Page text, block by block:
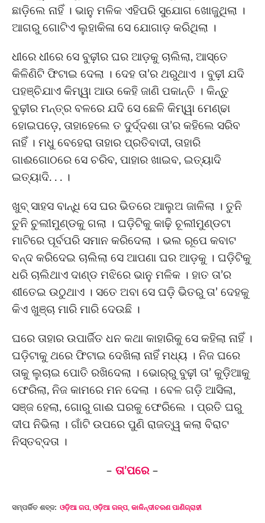
ଛାଡ଼ିଲେ ନାହିଁ । ଭାନୁ ମଳିକ ଏହିପରି ସୁଯୋଗ ଖୋଜୁଥିଲା ।
ଆଗରୁ ଗୋଟିଏ ଲୁହାକିଳା ସେ ଯୋଗାଡ଼ କରିଥିଲା ।
ଧୀରେ ଧୀରେ ସେ ବୁଢ଼ୀର ଘର ଆଡ଼କୁ ଚାଲିଲା, ଆସ୍ତେ
କିଳିଣିଟି ଫିଟାଇ ଦେଲା । ଦେହ ତା’ର ଥରୁଥାଏ । ବୁଢ଼ୀ ଯଦି
ପହଞ୍ଚିଯାଏ କିମ୍ୱା ଆଉ କେହି ଜାଣି ପକାନ୍ତି । କିନ୍ତୁ
ବୁଢ଼ୀର ମନ୍ତ୍ର ବଳରେ ଯଦି ସେ ଛେଳି କିମ୍ୱା ମେଣ୍ଢା
ହୋଇପଡ଼େ, ତାହାହେଲେ ତ ଦୁର୍ଦ୍ଦଶା ତା’ର କହିଲେ ସରିବ
ନାହିଁ । ମଧୁ ବେହେରା ତାହାର ପ୍ରତିବାଦୀ, ତାହାରି
ଗାଈଗୋଠରେ ସେ ଚରିବ, ପାହାର ଖାଇବ, ଇତ୍ୟାଦି
ଇତ୍ୟାଦି. . . ।
ଖୁବ୍ ସାହସ ବାନ୍ଧି ସେ ଘର ଭିତରେ ଆଲୁଅ ଜାଳିଲା । ତୁନି
ତୁନି ଚୁଲୀମୁଣ୍ଡକୁ ଗଲା । ଘଡ଼ିଟିକୁ କାଢ଼ି ଚୂଲୀମୁଣ୍ଡଟା
ମାଟିରେ ପୂର୍ବପରି ସମାନ କରିଦେଲା । ଭଲ ରୂପେ କବାଟ
ବନ୍ଦ କରିଦେଇ ଚାଲିଲା ସେ ଆପଣା ଘର ଆଡ଼କୁ । ଘଡ଼ିଟିକୁ
ଧରି ଚାଲିଥାଏ ଦାଣ୍ଡ ମଝିରେ ଭାନୁ ମଳିକ । ହାତ ତା’ର
ଶୀତେଇ ଉଠୁଥାଏ । ସତେ ଅବା ସେ ଘଡ଼ି ଭିତରୁ ତା’ ଦେହକୁ
କିଏ ଖୁଞ୍ଚା ମାରି ମାରି ଦେଉଛି ।
ଘରେ ତାହାର ଉପାର୍ଜିତ ଧନ କଥା କାହାରିକୁ ସେ କହିଲା ନାହିଁ ।
ଘଡ଼ିଟାକୁ ଥରେ ଫିଟାଇ ଦେଖିଲା ନାହିଁ ମଧ୍ୟ । ନିଜ ଘରେ
ତାକୁ ଲୁଚାଇ ପୋତି ରଖିଦେଲା । ଭୋର୍‌ରୁ ବୁଢ଼ୀ ତା’ କୁଡ଼ିଆକୁ
ଫେରିଲା, ନିଜ କାମରେ ମନ ଦେଲା । ବେଳ ଗଡ଼ି ଆସିଲା,
ସଞ୍ଜ ହେଲା, ଗୋରୁ ଗାଈ ଘରକୁ ଫେରିଲେ । ପ୍ରତି ଘରୁ
ଦୀପ ନିଭିଲା । ଗାଁଟି ଉପରେ ପୁଣି ରାଜତ୍ୱ କଲା ବିରାଟ
ନିସ୍ତବ୍ଦତା ।
–ତା’ପରେ–
ସମ୍ପର୍କିତ ଶବ୍ଦ: ଓଡ଼ିଆ ଗପ, ଓଡ଼ିଆ ଗଳ୍ପ, କାଳିନ୍ଦୀଚରଣ ପାଣିଗ୍ରାହୀ